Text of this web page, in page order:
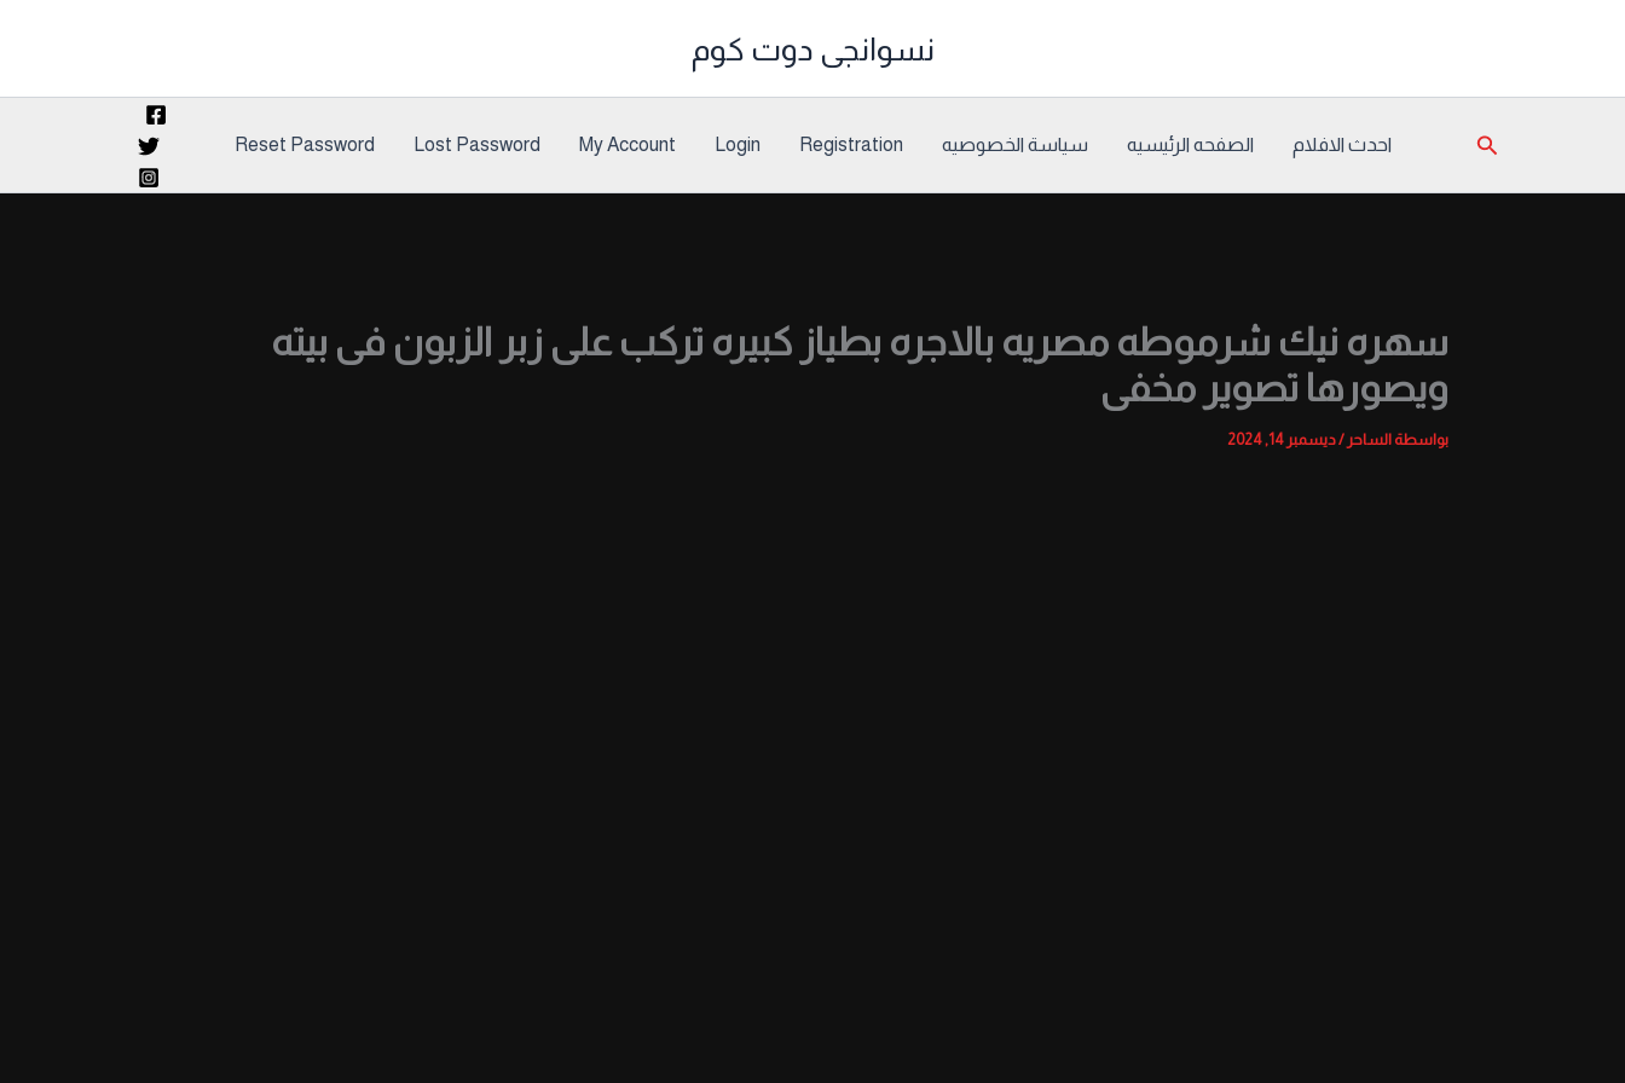
نسوانجى دوت كوم
البحث احدث الافلام الصفحه الرئيسيه سياسة الخصوصيه Registration
Login
My Account
Lost Password
Reset Password
سهره نيك شرموطه مصريه بالاجره بطياز كبيره تركب على زبر الزبون فى بيته
ويصورها تصوير مخفى
بواسطة الساحر/ديسمبر 14, 2024